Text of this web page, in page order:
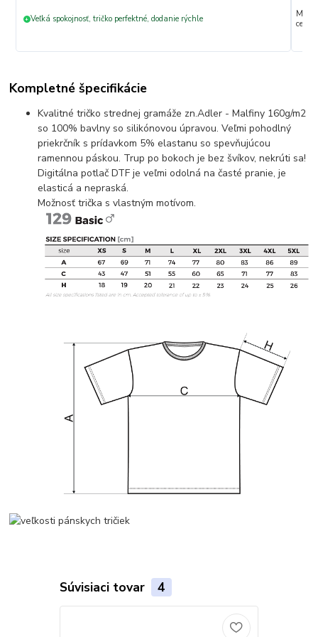
+ Veľká spokojnosť, tričko perfektné, dodanie rýchle
Max.
ceny
Kompletné špecifikácie
Kvalitné tričko strednej gramáže zn.Adler - Malfiny 160g/m2
so 100% bavlny so silikónovou úpravou. Veľmi pohodlný
priekrčník s prídavkom 5% elastanu so spevňujúcou
ramennou páskou. Trup po bokoch je bez švíkov, nekrúti sa!
Digitálna potlač DTF je veľmi odolná na časté pranie, je
elasticá a nepraská.
Možnosť trička s vlastným motívom.
Súvisiaci tovar 4